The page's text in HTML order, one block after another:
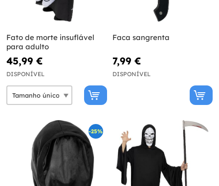
Fato de morte insuflável
para adulto
45,99 €
DISPONÍVEL
Faca sangrenta
7,99 €
DISPONÍVEL
-25%